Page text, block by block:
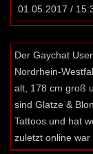
01.05.2017 /
Der Gaychat
Nordrhein-
alt, 178 cm groß
sind Glatze &
Tattoos und hat
zuletzt online